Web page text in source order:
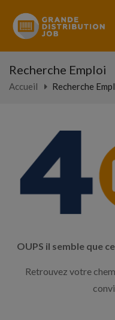
Recherche Emploi
Accueil Recherche
OUPS il semble que
Retrouvez votre